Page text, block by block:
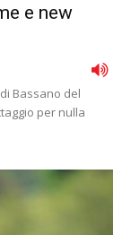
e new
Bassano del
per nulla